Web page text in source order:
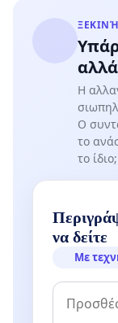
Η
Ο
το
το ίδιο;
να δείτε
Με